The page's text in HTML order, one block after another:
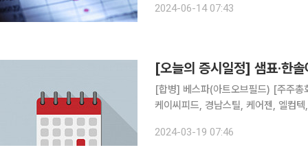
위, 기울기는 하반기 실적을 통해 확인
2024-06-14 07:43
[오늘의 증시일정] 샘표·한
[합병] 베스파(아트오브필드) [주주총회] 교보13호스팩, 교보15호스팩, 교보12호스팩, 큐에스아이,
케이씨피드, 경남스틸, 케어젠, 엘컴
바이오스텝,HLB제약,KC그린홀딩스,
2024-03-19 07:46